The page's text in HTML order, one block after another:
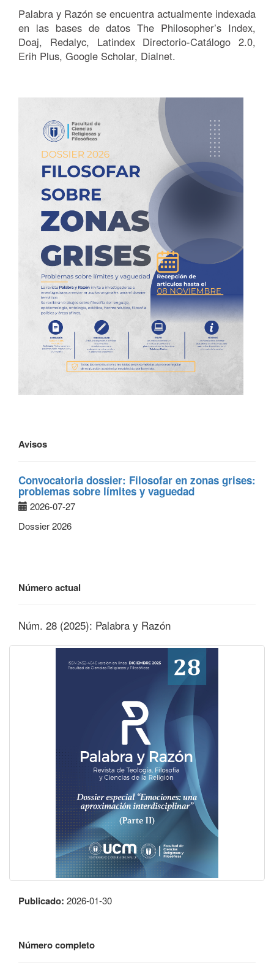
Palabra y Razón se encuentra actualmente indexada
en las bases de datos The Philosopher’s Index,
Doaj, Redalyc, Latindex Directorio-Catálogo 2.0,
Erih Plus, Google Scholar, Dialnet.
Avisos
Convocatoria dossier: Filosofar en zonas grises:
problemas sobre límites y vaguedad
2026-07-27
Dossier 2026
Número actual
Núm. 28 (2025): Palabra y Razón
Publicado: 2026-01-30
Número completo